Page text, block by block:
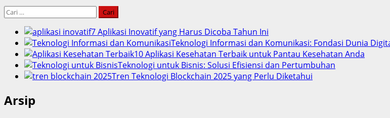
Cari
7 Aplikasi Inovatif yang Harus Dicoba Tahun Ini
Teknologi Informasi dan Komunikasi: Fondasi Dunia
10 Aplikasi Kesehatan Terbaik untuk Pantau Kesehatan Anda
Teknologi untuk Bisnis: Solusi Efisiensi dan Pertumbuhan
Tren Teknologi Blockchain 2025 yang Perlu Diketahui
Arsip